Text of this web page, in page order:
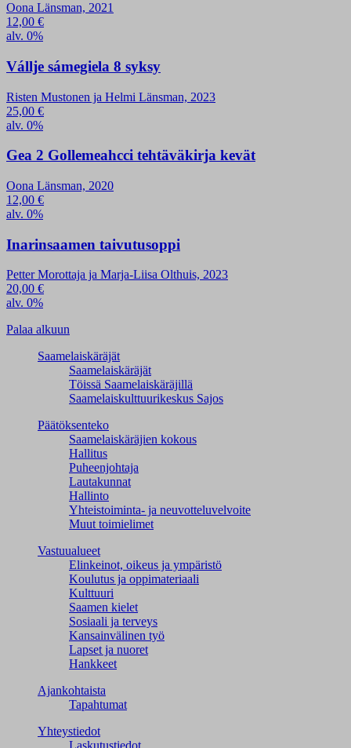
Oona Länsman, 2021
12,00 €
alv. 0%
Vállje sámegiela 8 syksy
Risten Mustonen ja Helmi Länsman, 2023
25,00 €
alv. 0%
Gea 2 Gollemeahcci tehtäväkirja kevät
Oona Länsman, 2020
12,00 €
alv. 0%
Inarinsaamen taivutusoppi
Petter Morottaja ja Marja-Liisa Olthuis, 2023
20,00 €
alv. 0%
Palaa alkuun
Saamelaiskäräjät
Saamelaiskäräjät
Töissä Saamelaiskäräjillä
Saamelaiskulttuuri­keskus Sajos
Päätöksenteko
Saamelaiskäräjien kokous
Hallitus
Puheenjohtaja
Lautakunnat
Hallinto
Yhteistoiminta- ja neuvotteluvelvoite
Muut toimielimet
Vastuualueet
Elinkeinot, oikeus ja ympäristö
Koulutus ja oppimateriaali
Kulttuuri
Saamen kielet
Sosiaali ja terveys
Kansainvälinen työ
Lapset ja nuoret
Hankkeet
Ajankohtaista
Tapahtumat
Yhteystiedot